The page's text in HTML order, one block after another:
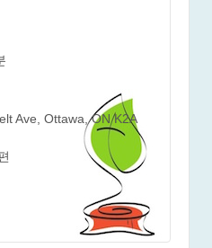
Ave, Ottawa, ON K2A